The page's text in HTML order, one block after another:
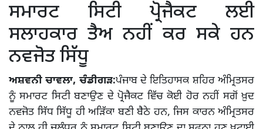
ਸਮਾਰਟ ਸਿਟੀ ਪ੍ਰੋਜੈਕਟ ਲਈ
ਸਲਾਹਕਾਰ ਤੈਅ ਨਹੀਂ ਕਰ ਸਕੇ ਹਨ
ਨਵਜੋਤ ਸਿੱਧੂ
ਅਸ਼ਵਨੀ ਚਾਵਲਾ, ਚੰਡੀਗੜ:ਪੰਜਾਬ ਦੇ ਇਤਿਹਾਸਕ ਸ਼ਹਿਰ ਅੰਮ੍ਰਿਤਸਰ
ਨੂੰ ਸਮਾਰਟ ਸਿਟੀ ਬਣਾਉਣ ਦੇ ਪ੍ਰੋਜੈਕਟ ਵਿੱਚ ਕੋਈ ਹੋਰ ਨਹੀਂ ਸਗੋਂ ਖ਼ੁਦ
ਨਵਜੋਤ ਸਿੱਧ ਸਿੱਧੂ ਹੀ ਅੜਿੱਕਾ ਬਣੀ ਬੈਠੇ ਹਨ, ਜਿਸ ਕਾਰਨ ਅੰਮ੍ਰਿਤਸਰ